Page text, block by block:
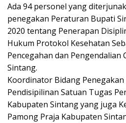
Ada 94 personel yang
penegakan Peraturan Bupati
2020 tentang Penerapan
Hukum Protokol Kesehatan
Pencegahan dan Pengendalian
Sintang.
Koordinator Bidang
Pendisipilinan Satuan Tugas
Kabupaten Sintang yang juga
Pamong Praja Kabupaten